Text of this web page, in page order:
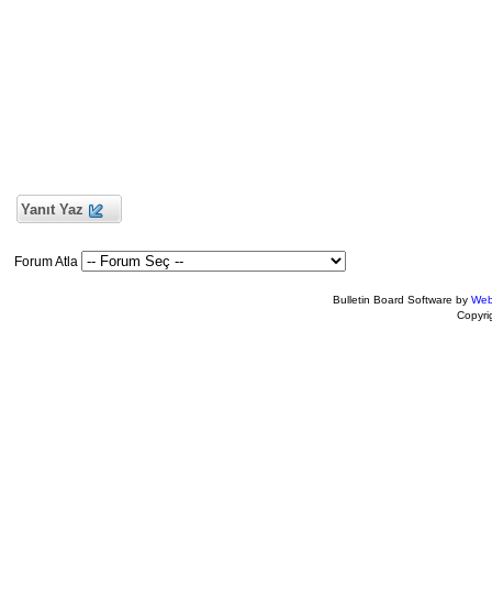
Yanıt Yaz
Forum Atla
Bulletin Board Software by